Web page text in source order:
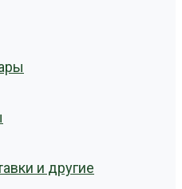
и другие